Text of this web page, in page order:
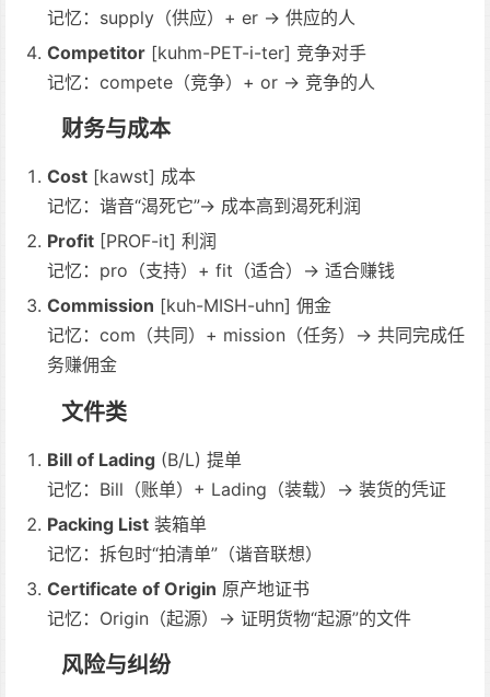
记忆：supply（供应）+ er → 供应的人
Competitor [kuhm-PET-i-ter] 竞争对手
记忆：compete（竞争）+ or → 竞争的人
财务与成本
Cost [kawst] 成本
记忆：谐音“渴死它”→ 成本高到渴死利润
Profit [PROF-it] 利润
记忆：pro（支持）+ fit（适合）→ 适合赚钱
Commission [kuh-MISH-uhn] 佣金
记忆：com（共同）+ mission（任务）→ 共同完成任
务赚佣金
文件类
Bill of Lading (B/L) 提单
记忆：Bill（账单）+ Lading（装载）→ 装货的凭证
Packing List 装箱单
记忆：拆包时“拍清单”（谐音联想）
Certificate of Origin 原产地证书
记忆：Origin（起源）→ 证明货物“起源”的文件
风险与纠纷